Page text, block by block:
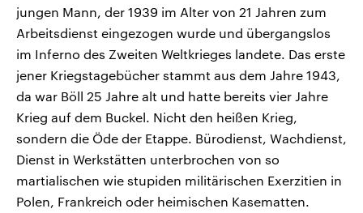
jungen Mann, der 1939 im Alter von 21 Jahren zum
Arbeitsdienst eingezogen wurde und übergangslos
im Inferno des Zweiten Weltkrieges landete. Das erste
jener Kriegstagebücher stammt aus dem Jahre 1943,
da war Böll 25 Jahre alt und hatte bereits vier Jahre
Krieg auf dem Buckel. Nicht den heißen Krieg,
sondern die Öde der Etappe. Bürodienst, Wachdienst,
Dienst in Werkstätten unterbrochen von so
martialischen wie stupiden militärischen Exerzitien in
Polen, Frankreich oder heimischen Kasematten.